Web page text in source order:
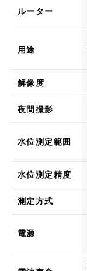
ルーター
用途
解像度
夜間撮影
水位測定範囲
水位測定精度
測定方式
電源